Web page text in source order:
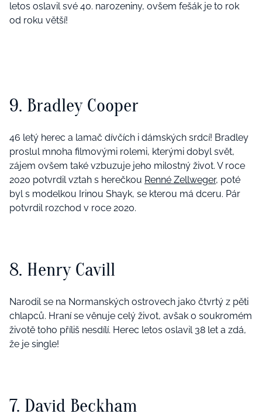
letos oslavil své 40. narozeniny, ovšem fešák je to rok
od roku větší!
9. Bradley Cooper
46 letý herec a lamač dívčích i dámských srdcí! Bradley
proslul mnoha filmovými rolemi, kterými dobyl svět,
zájem ovšem také vzbuzuje jeho milostný život. V roce
2020 potvrdil vztah s herečkou Renné Zellweger, poté
byl s modelkou Irinou Shayk, se kterou má dceru. Pár
potvrdil rozchod v roce 2020.
8. Henry Cavill
Narodil se na Normanských ostrovech jako čtvrtý z pěti
chlapců. Hraní se věnuje celý život, avšak o soukromém
životě toho příliš nesdílí. Herec letos oslavil 38 let a zdá,
že je single!
7. David Beckham